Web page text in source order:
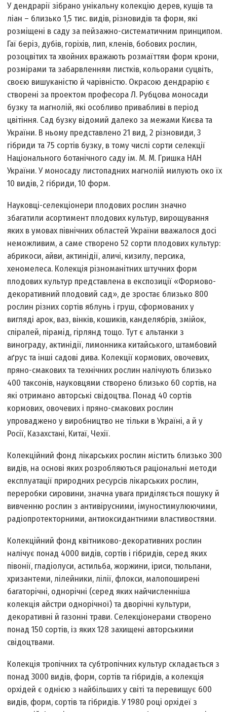
У дендрарії зібрано унікальну колекцію дерев, кущів та
ліан – близько 1,5 тис. видів, різновидів та форм, які
розміщені в саду за пейзажно-систематичним принципом.
Гаї беріз, дубів, горіхів, лип, кленів, бобових рослин,
розоцвітих та хвойних вражають розмаїттям форм крони,
розмірами та забарвленням листків, кольорами суцвіть,
своєю вишуканістю й чарівністю. Окрасою дендрарію є
створені за проектом професора Л. Рубцова моносади
бузку та магнолій, які особливо привабливі в період
цвітіння. Сад бузку відомий далеко за межами Києва та
України. В ньому представлено 21 вид, 2 різновиди, 3
гібриди та 75 сортів бузку, в тому числі сорти селекції
Національного ботанічного саду ім. М. М. Гришка НАН
України. У моносаду листопадних магнолій милують око їх
10 видів, 2 гібриди, 10 форм.
Науковці-селекціонери плодових рослин значно
збагатили асортимент плодових культур, вирощування
яких в умовах північних областей України вважалося досі
неможливим, а саме створено 52 сорти плодових культур:
абрикоси, айви, актинідії, аличі, кизилу, персика,
хеномелеса. Колекція різноманітних штучних форм
плодових культур представлена в експозиції «Формово-
декоративний плодовий сад», де зростає близько 800
рослин різних сортів яблунь і груш, сформованих у
вигляді арок, ваз, вінків, кошиків, канделябрів, змійок,
спіралей, пірамід, гірлянд тощо. Тут є альтанки з
винограду, актинідії, лимонника китайського, штамбовий
аґрус та інші садові дива. Колекції кормових, овочевих,
пряно-смакових та технічних рослин налічують близько
400 таксонів, науковцями створено близько 60 сортів, на
які отримано авторські свідоцтва. Понад 40 сортів
кормових, овочевих і пряно-смакових рослин
упроваджено у виробництво не тільки в Україні, а й у
Росії, Казахстані, Китаї, Чехії.
Колекційний фонд лікарських рослин містить близько 300
видів, на основі яких розробляються раціональні методи
експлуатації природних ресурсів лікарських рослин,
переробки сировини, значна увага приділяється пошуку й
вивченню рослин з антивірусними, імуностимулюючими,
радіопротекторними, антиоксидантними властивостями.
Колекційний фонд квітниково-декоративних рослин
налічує понад 4000 видів, сортів і гібридів, серед яких
півонії, гладіолуси, астильба, жоржини, іриси, тюльпани,
хризантеми, лілейники, лілії, флокси, малопоширені
багаторічні, однорічні (серед яких найчисленніша
колекція айстри однорічної) та дворічні культури,
декоративні й газонні трави. Селекціонерами створено
понад 150 сортів, із яких 128 захищені авторськими
свідоцтвами.
Колекція тропічних та субтропічних культур складається з
понад 3000 видів, форм, сортів та гібридів, а колекція
орхідей є однією з найбільших у світі та перевищує 600
видів, форм, сортів та гібридів. У 1980 році орхідеї з